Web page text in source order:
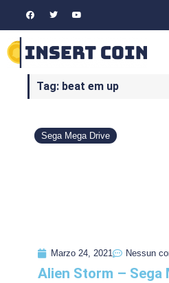
Tag: beat em up
Sega Mega Drive
Marzo 24, 2021 Nessun
Alien Storm – Sega